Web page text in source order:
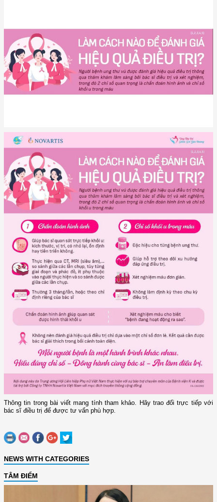
Thông tin trong bài viết mang tính tham khảo. Hãy trao đổi trực tiếp với
bác sĩ điều trị để được tư vấn phù hợp.
NEWS WITH CATEGORIES
TÂM ĐIỂM